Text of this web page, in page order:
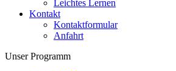
Leichtes Lernen
Kontakt
Kontaktformular
Anfahrt
Unser Programm